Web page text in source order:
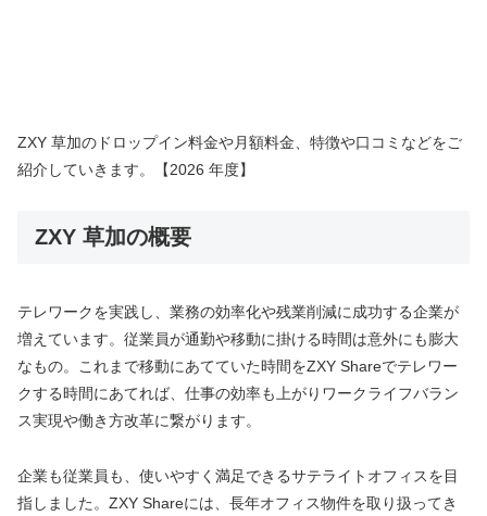
ZXY 草加のドロップイン料金や月額料金、特徴や口コミなどをご
紹介していきます。【2026 年度】
ZXY 草加の概要
テレワークを実践し、業務の効率化や残業削減に成功する企業が
増えています。従業員が通勤や移動に掛ける時間は意外にも膨大
なもの。これまで移動にあてていた時間をZXY Shareでテレワー
クする時間にあてれば、仕事の効率も上がりワークライフバラン
ス実現や働き方改革に繋がります。
企業も従業員も、使いやすく満足できるサテライトオフィスを目
指しました。ZXY Shareには、長年オフィス物件を取り扱ってき